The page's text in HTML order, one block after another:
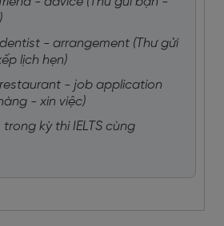
- arrangement (Thư gửi
lịch hẹn)
- job application
- xin việc)
kỳ thi IELTS cùng